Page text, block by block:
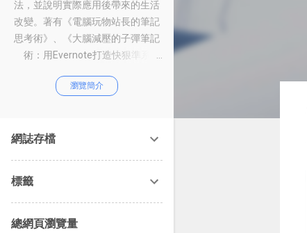
法，並說明實際應用後帶來的生活
改變。著有《電腦玩物站長的筆記
思考術》、《大腦減壓的子彈筆記
術：用Evernote打造快狠準系
作術：從職場到人生的100個聰明
瀏覽簡介
網誌存檔
標籤
總網頁瀏覽量